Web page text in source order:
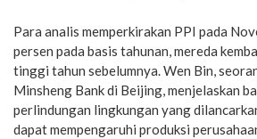
Para analis memperkirakan PPI pada
persen pada basis tahunan, mereda
tinggi tahun sebelumnya. Wen Bin,
Minsheng Bank di Beijing, menjelaskan
perlindungan lingkungan yang
dapat mempengaruhi produksi